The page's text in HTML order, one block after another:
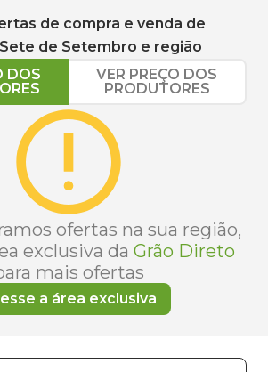
de compra e venda de
Sete de Setembro e região
DOS
VER PREÇO DOS
PRODUTORES
ofertas na sua região,
exclusiva da Grão Direto
mais ofertas
a área exclusiva